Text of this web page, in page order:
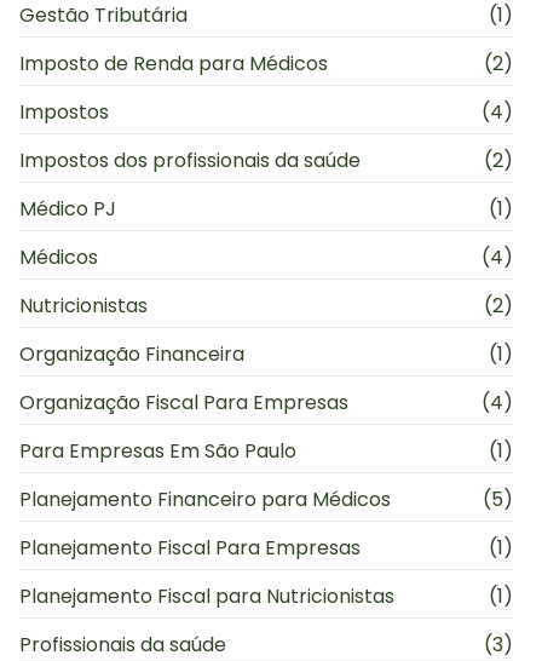
Gestão Tributária
(1)
Imposto de Renda para Médicos
(2)
Impostos
(4)
Impostos dos profissionais da saúde
(2)
Médico PJ
(1)
Médicos
(4)
Nutricionistas
(2)
Organização Financeira
(1)
Organização Fiscal Para Empresas
(4)
Para Empresas Em São Paulo
(1)
Planejamento Financeiro para Médicos
(5)
Planejamento Fiscal Para Empresas
(1)
Planejamento Fiscal para Nutricionistas
(1)
Profissionais da saúde
(3)